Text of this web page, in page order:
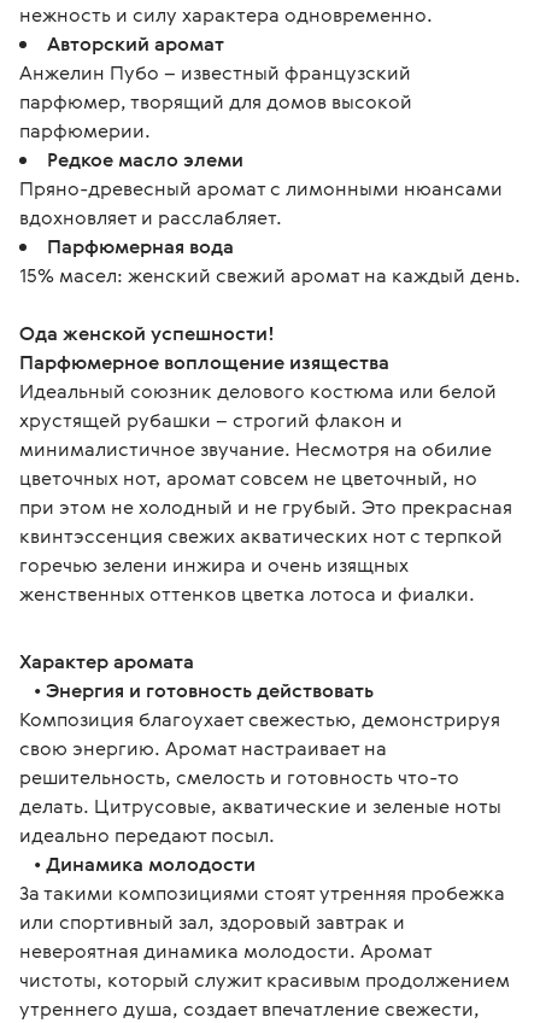
нежность и силу характера одновременно.
Авторский аромат
Анжелин Пубо – известный французский
парфюмер, творящий для домов высокой
парфюмерии.
Редкое масло элеми
Пряно-древесный аромат с лимонными нюансами
вдохновляет и расслабляет.
Парфюмерная вода
15% масел: женский свежий аромат на каждый день.
Ода женской успешности!
Парфюмерное воплощение изящества
Идеальный союзник делового костюма или белой
хрустящей рубашки – строгий флакон и
минималистичное звучание. Несмотря на обилие
цветочных нот, аромат совсем не цветочный, но
при этом не холодный и не грубый. Это прекрасная
квинтэссенция свежих акватических нот с терпкой
горечью зелени инжира и очень изящных
женственных оттенков цветка лотоса и фиалки.
Характер аромата
• Энергия и готовность действовать
Композиция благоухает свежестью, демонстрируя
свою энергию. Аромат настраивает на
решительность, смелость и готовность что-то
делать. Цитрусовые, акватические и зеленые ноты
идеально передают посыл.
• Динамика молодости
За такими композициями стоят утренняя пробежка
или спортивный зал, здоровый завтрак и
невероятная динамика молодости. Аромат
чистоты, который служит красивым продолжением
утреннего душа, создает впечатление свежести,